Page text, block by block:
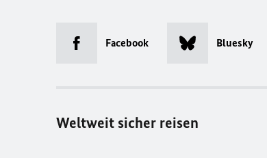
Facebook Bluesky
Weltweit sicher reisen